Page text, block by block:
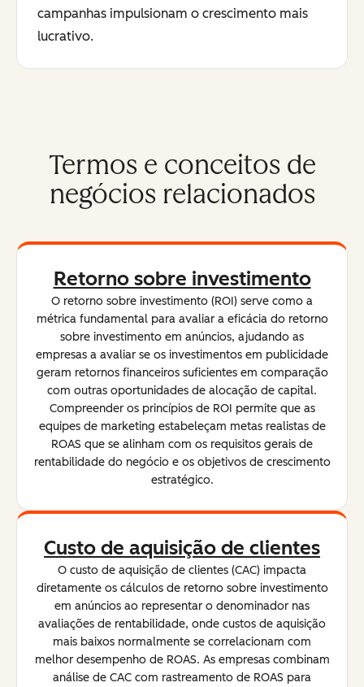
campanhas impulsionam o crescimento mais
lucrativo.
Termos e conceitos de
negócios relacionados
Retorno sobre investimento
O retorno sobre investimento (ROI) serve como a
métrica fundamental para avaliar a eficácia do retorno
sobre investimento em anúncios, ajudando as
empresas a avaliar se os investimentos em publicidade
geram retornos financeiros suficientes em comparação
com outras oportunidades de alocação de capital.
Compreender os princípios de ROI permite que as
equipes de marketing estabeleçam metas realistas de
ROAS que se alinham com os requisitos gerais de
rentabilidade do negócio e os objetivos de crescimento
estratégico.
Custo de aquisição de clientes
O custo de aquisição de clientes (CAC) impacta
diretamente os cálculos de retorno sobre investimento
em anúncios ao representar o denominador nas
avaliações de rentabilidade, onde custos de aquisição
mais baixos normalmente se correlacionam com
melhor desempenho de ROAS. As empresas combinam
análise de CAC com rastreamento de ROAS para